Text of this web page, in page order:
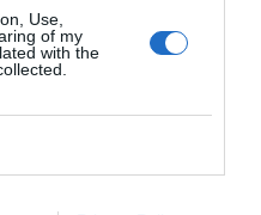
Use,
of my
with the